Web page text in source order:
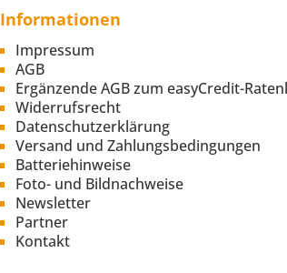
Informationen
Impressum
AGB
Ergänzende AGB zum easyCredit-
Widerrufsrecht
Datenschutzerklärung
Versand und Zahlungsbedingungen
Batteriehinweise
Foto- und Bildnachweise
Newsletter
Partner
Kontakt